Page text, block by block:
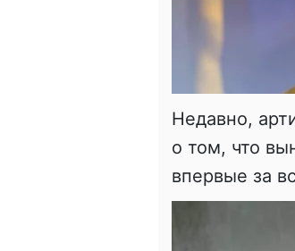
Недавно,
о том, что
впервые за